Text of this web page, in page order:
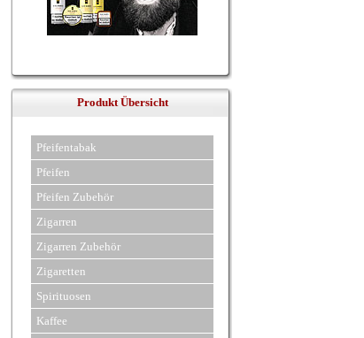
Produkt Übersicht
Pfeifentabak
Pfeifen
Pfeifen Zubehör
Zigarren
Zigarren Zubehör
Zigaretten
Spirituosen
Kaffee